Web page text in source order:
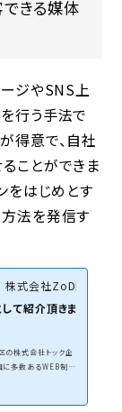
できる媒体
ジやSNS上
行う手法で
得意で、自社
ことができま
をはじめとす
法を発信す
式会社ZoDDo
て紹介頂きま
の株式会社トック企
に多数あるWEB制作